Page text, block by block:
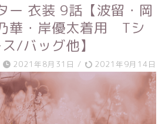
ー 衣装 9話【波留・岡
華・岸優太着用 Tシ
/バッグ他】
2021年8月31日 / 2021年9月14日